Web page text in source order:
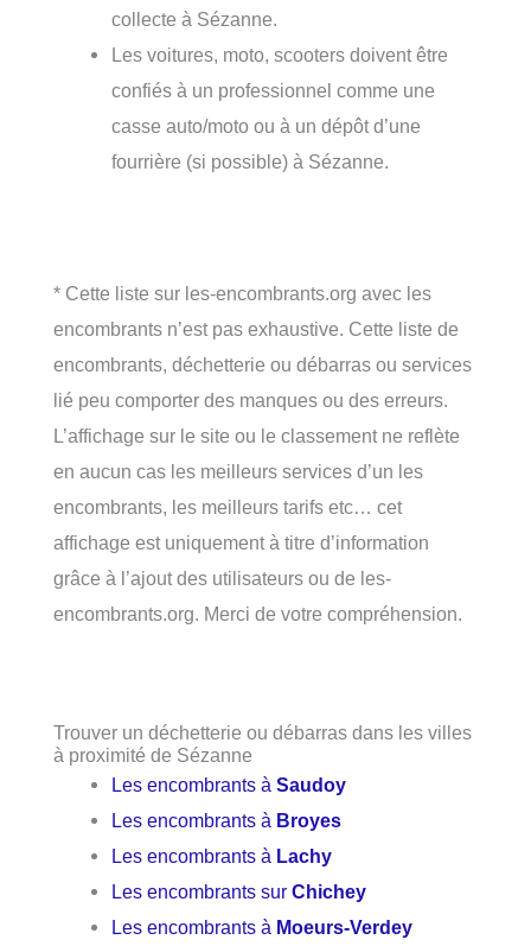
collecte à Sézanne.
Les voitures, moto, scooters doivent être
confiés à un professionnel comme une
casse auto/moto ou à un dépôt d’une
fourrière (si possible) à Sézanne.
* Cette liste sur les-encombrants.org avec les
encombrants n’est pas exhaustive. Cette liste de
encombrants, déchetterie ou débarras ou services
lié peu comporter des manques ou des erreurs.
L’affichage sur le site ou le classement ne reflète
en aucun cas les meilleurs services d’un les
encombrants, les meilleurs tarifs etc… cet
affichage est uniquement à titre d’information
grâce à l’ajout des utilisateurs ou de les-
encombrants.org. Merci de votre compréhension.
Trouver un déchetterie ou débarras dans les villes
à proximité de Sézanne
Les encombrants àSaudoy
Les encombrants à Broyes
Les encombrants à Lachy
Les encombrants surChichey
Les encombrants à Moeurs-Verdey